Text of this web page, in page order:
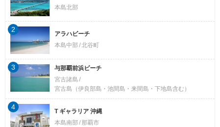
本島北部
アラハビーチ
本島中部 北谷町
2
与那覇前浜ビーチ
宮古諸島
宮古島（伊良部島・池間島・来間島・下地島含む）
3
T ギャラリア 沖縄
本島南部
那覇市
4